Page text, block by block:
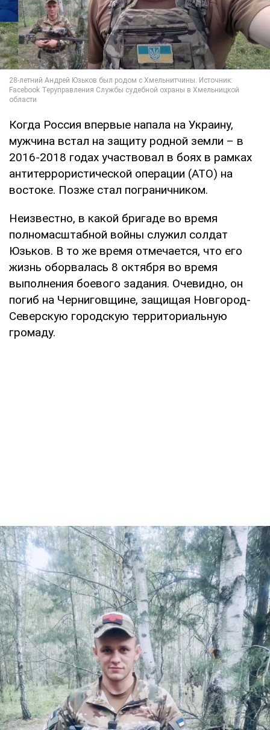
Когда Россия впервые напала на Украину,
мужчина встал на защиту родной земли – в
2016-2018 годах участвовал в боях в рамках
антитеррористической операции (АТО) на
востоке. Позже стал пограничником.
Неизвестно, в какой бригаде во время
полномасштабной войны служил солдат
Юзьков. В то же время отмечается, что его
жизнь оборвалась 8 октября во время
выполнения боевого задания. Очевидно, он
погиб на Черниговщине, защищая Новгород-
Северскую городскую территориальную
громаду.